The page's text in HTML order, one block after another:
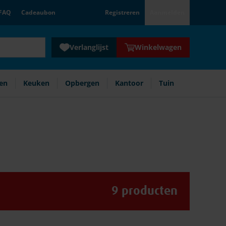
Cadeaubon Registreren
Verlanglijst Winkelwagen
Keuken Opbergen Kantoor Tuin
9 producten